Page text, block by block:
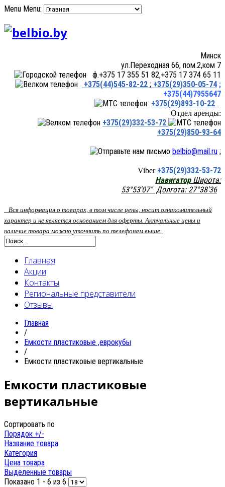
Menu Menu:
Минск
ул.Переходная 66, пом.2,ком 7
ф.+375 17 355 51 82,+375 17 374 65 11
+375(44)545-82-22 ; +375(29)350-05-74 ;
+375(44)7955647
+375(29)893-10-22
Отдел аренды:
+375(29)332-53-72
+375(29)850-93-64
belbio@mail.ru ;
Viber +375(29)332-53-72
НавигаторШирота:
53°53'07" Долгота: 27°38'36
Вся информация о товарах, в том числе цены, носит ознакомительный
характер и не является основанием для оферты. Актуальные цены и
наличие товара можно уточнить по телефонам выше.
Главная
Акции
Контакты
Региональные представители
Отзывы
Главная
/
Емкости пластиковые ,еврокубы
/
Емкости пластиковые вертикальные
Емкости пластиковые
вертикальные
Сортировать по
Порядок +/-
Название товара
Категория
Цена товара
Выделенные товары
Показано 1 - 6 из 6